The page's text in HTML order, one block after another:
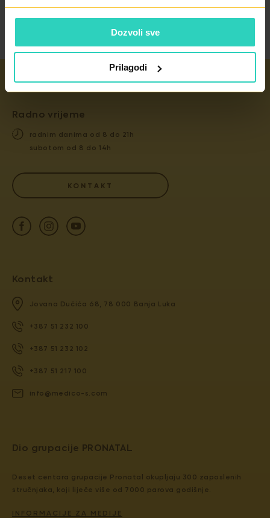
Dozvoli sve
Prilagodi
Dio grupacije PRONATAL
Deset centara grupacije Pronatal okupljaju 300 zaposlenih
stručnjaka, koji liječe više od 7000 parova godišnje.
INFORMACIJE ZA MEDIJE
Kontakt
Jovana Dučića 68, 78 000 Banja Luka
+387 51 232 100
+387 51 232 102
+387 51 217 100
info@medico-s.com
Radno vrijeme
radnim danima od 8 do 21h
subotom od 8 do 14h
KONTAKT